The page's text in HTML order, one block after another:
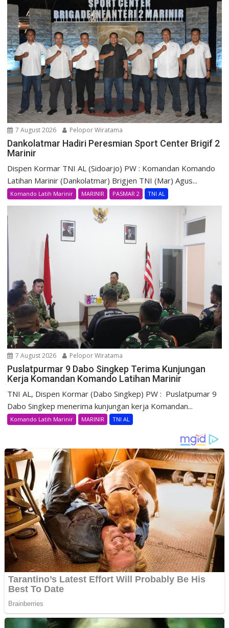
7 August 2026 Pelopor Wiratama
Dankolatmar Hadiri Peresmian Sport Center Brigif 2
Marinir
Dispen Kormar TNI AL (Sidoarjo) PW : Komandan Komando
Latihan Marinir (Dankolatmar) Brigjen TNI (Mar) Agus...
Komando Latih Marinir MARINIR PASMAR 2 TNI AL
7 August 2026 Pelopor Wiratama
Puslatpurmar 9 Dabo Singkep Terima Kunjungan
Kerja Komandan Komando Latihan Marinir
TNI AL, Dispen Kormar (Dabo Singkep) PW : Puslatpumar 9
Dabo Singkep menerima kunjungan kerja Komandan...
Komando Latih Marinir MARINIR TNI AL